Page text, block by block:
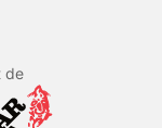
de